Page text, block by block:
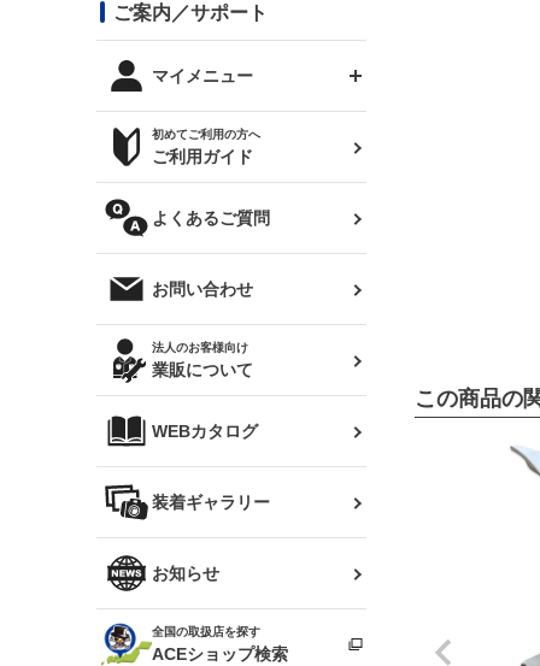
カナード
外装・補修パーツ
オリジンアーム(足回り)
レンズ
マフラー
リアウイング
リアゲート
メンテナンスパーツ
DTM:exclusive
まつど家 鉄八
JZX110 マークⅡ
ハイエース
レビン
トレノ
マークX
クラウン
クラウンマジェスタ
アリスト
ソアラ
アルテッツァ
プロボックス
シルビア S14 前期
シルビア S15
180SX
ワンビア
Z32 フェアレディZ
R34 スカイライン
スカイライン
（ER34/R33/ECR33/R32）
RX-7
スバル
BRZ
レクサス
三菱
デリカ D:5
軽自動車
汎用
コンバットアイ用ライト
オプションタイヤ
サマータイヤ
ジムニー用タイヤ
ハイエース・バン用タイ
ホイールナット
ステッカー
トップス(半袖)
トップス(長袖)
パーカー
オーバーオール(つなぎ)
タオル
帽子
バッグ
ファッション小物
雑貨・ステーショナリー
ご案内／サポート
マイメニュー
ログインする
お気に入りリスト
クーポンを見る
閲覧履歴
ニュースレターお申し込み
初めてご利用の方へ
ご利用ガイド
よくあるご質問
お問い合わせ
法人のお客様向け
業販について
WEBカタログ
装着ギャラリー
お知らせ
全国の取扱店を探す
ACEショップ検索
この商品の